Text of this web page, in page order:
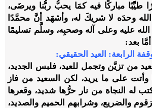
طيِّبًا مباركًا فيه كمَا يحبُّ ربُّنا ويرضَى،
الله وحدَه لا شريكَ له، وأشهَد أنَّ محمَّدًا
عليه وعلى آله وصحبِه، وسلَّم تسليمًا
بعد:
الرابعة: العيد الحقيقي:
من تزيَّن وتجمل للعيد، فلبس الجديد،
وأتت على ما يريد، لكن السعيد من فاز
له النجاة من نار حرُّها شديد، وقعرها
والضريع، وشرابهم الحميم والصديد،